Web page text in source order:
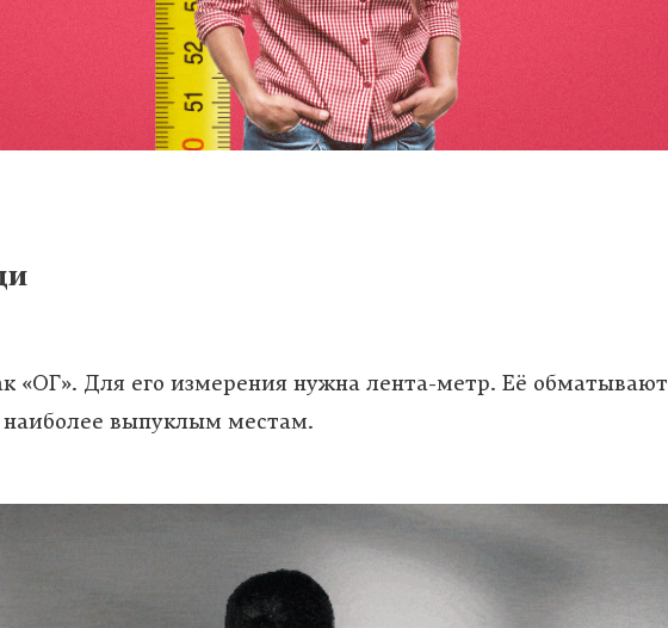
«ОГ». Для его измерения нужна лента-метр. Её обматывают
наиболее выпуклым местам.